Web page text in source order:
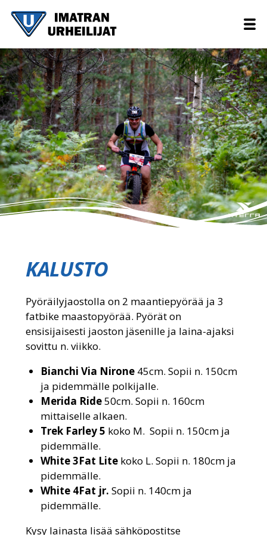
KALUSTO
Pyöräilyjaostolla on 2 maantiepyörää ja 3
fatbike maastopyörää. Pyörät on
ensisijaisesti jaoston jäsenille ja laina-ajaksi
sovittu n. viikko.
Bianchi Via Nirone 45cm. Sopii n. 150cm
ja pidemmälle polkijalle.
Merida Ride50cm. Sopii n. 160cm
mittaiselle alkaen.
Trek Farley 5 koko M. Sopii n. 150cm ja
pidemmälle.
White 3Fat Lite koko L. Sopii n. 180cm ja
pidemmälle.
White 4Fat jr. Sopii n. 140cm ja
pidemmälle.
Kysy lainasta lisää sähköpostitse